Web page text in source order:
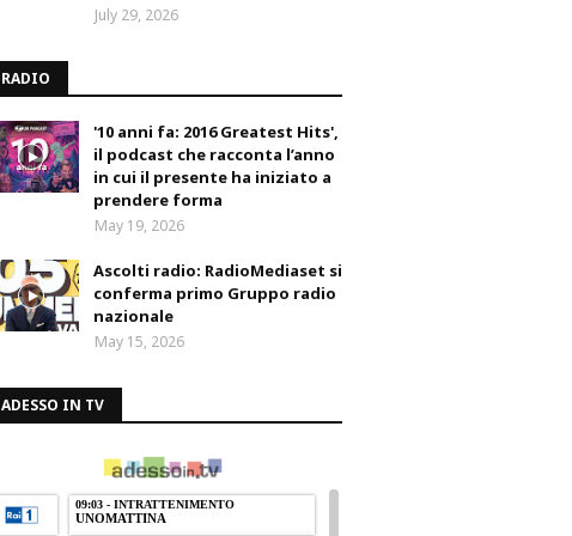
July 29, 2026
RADIO
'10 anni fa: 2016 Greatest Hits',
il podcast che racconta l’anno
in cui il presente ha iniziato a
prendere forma
May 19, 2026
Ascolti radio: RadioMediaset si
conferma primo Gruppo radio
nazionale
May 15, 2026
ADESSO IN TV